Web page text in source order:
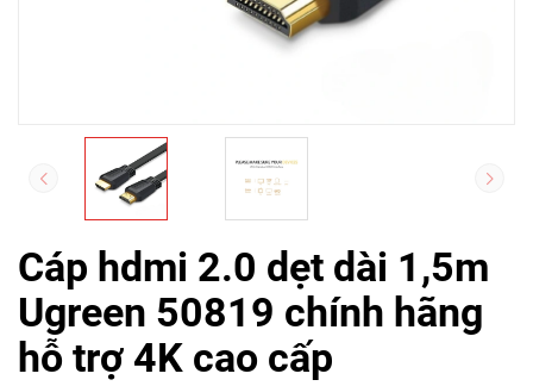
Cáp hdmi 2.0 dẹt dài 1,5m
Ugreen 50819 chính hãng
hỗ trợ 4K cao cấp